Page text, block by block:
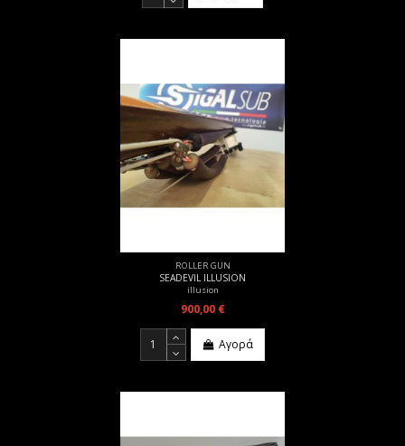
ROLLER GUN
SEADEVIL ILLUSION
illusion
900,00 €
Αγορά